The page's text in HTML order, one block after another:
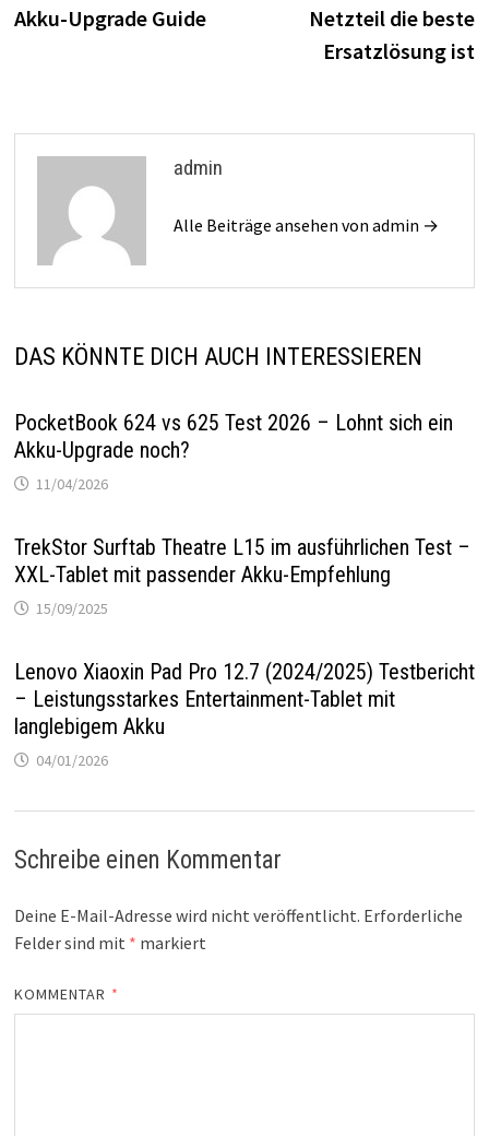
Akku-Upgrade Guide
Netzteil die beste
Ersatzlösung ist
admin
Alle Beiträge ansehen von admin →
DAS KÖNNTE DICH AUCH INTERESSIEREN
PocketBook 624 vs 625 Test 2026 – Lohnt sich ein
Akku-Upgrade noch?
11/04/2026
TrekStor Surftab Theatre L15 im ausführlichen Test –
XXL-Tablet mit passender Akku-Empfehlung
15/09/2025
Lenovo Xiaoxin Pad Pro 12.7 (2024/2025) Testbericht
– Leistungsstarkes Entertainment-Tablet mit
langlebigem Akku
04/01/2026
Schreibe einen Kommentar
Deine E-Mail-Adresse wird nicht veröffentlicht. Erforderliche
Felder sind mit * markiert
KOMMENTAR *